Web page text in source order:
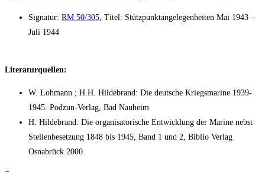
Signatur: RM 50/305, Titel: Stützpunktangelegenheiten Mai 1943 –
Juli 1944
Literaturquellen:
W. Lohmann ; H.H. Hildebrand: Die deutsche Kriegsmarine 1939-
1945. Podzun-Verlag, Bad Nauheim
H. Hildebrand: Die organisatorische Entwicklung der Marine nebst
Stellenbesetzung 1848 bis 1945, Band 1 und 2, Biblio Verlag
Osnabrück 2000